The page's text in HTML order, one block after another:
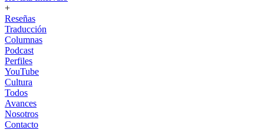
+
Reseñas
Traducción
Columnas
Podcast
Perfiles
YouTube
Cultura
Todos
Avances
Nosotros
Contacto